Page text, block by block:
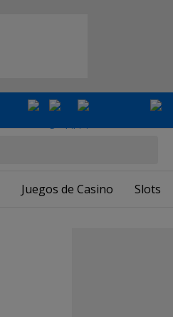
Juegos de Casino Slots